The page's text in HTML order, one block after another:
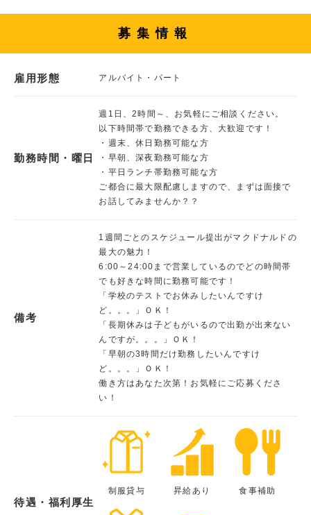
募集情報
雇用形態 アルバイト・パート
勤務時間・曜日
週1日、2時間～、お気軽にご相談ください。
以下時間帯で勤務できる方、大歓迎です！
・週末、休日勤務可能な方
・早朝、深夜勤務可能な方
・平日ランチ帯勤務可能な方
ご都合に最大限配慮しますので、まずは面接で
お話してみませんか？？
備考
1週間ごとのスケジュール提出がマクドナルドの
最大の魅力！
6:00～24:00まで営業しているのでどの時間帯
でも好きな時間に勤務可能です！
「学校のテストでお休みしたいんですけ
ど。。。」ＯＫ！
「長期休みは子どもがいるので出勤が出来ない
んですが。。。」ＯＫ！
「早朝の3時間だけ勤務したいんですけ
ど。。。」ＯＫ！
働き方はあなた次第！お気軽にご応募くださ
い！
待遇・福利厚生
制服貸与 昇給あり 食事補助